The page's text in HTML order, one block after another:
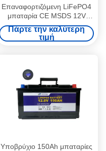
Επαναφορτιζόμενη LiFePO4
μπαταρία CE MSDS 12V
150AH για το κάρρο γκολφ
Πάρτε την καλύτερη
τιμή
Υποβρύχιο 150Ah μπαταρίες